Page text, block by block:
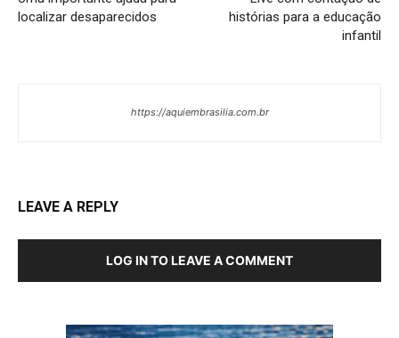
localizar desaparecidos
histórias para a educação
infantil
https://aquiembrasilia.com.br
LEAVE A REPLY
LOG IN TO LEAVE A COMMENT